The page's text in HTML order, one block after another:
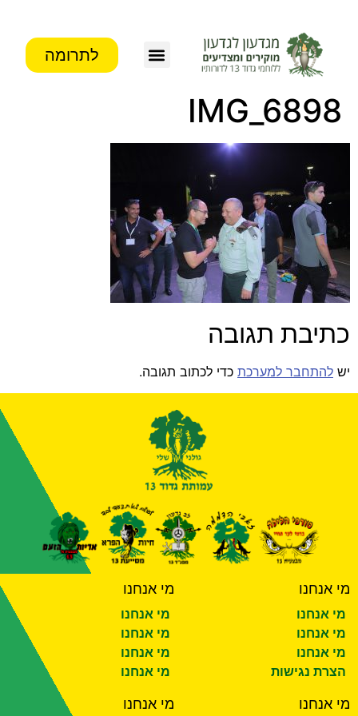
לתרומה
IMG_6898
כתיבת תגובה
יש להתחבר למערכת כדי לכתוב תגובה.
מי אנחנו
מי אנחנו
מי אנחנו
מי אנחנו
הצרת נגישות
מי אנחנו
מי אנחנו
מי אנחנו
מי אנחנו
מי אנחנו
מי אנחנו מי אנחנו